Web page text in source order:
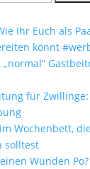
Ihr Euch als
könnt
für
Wochenbett,
solltest
Wunden